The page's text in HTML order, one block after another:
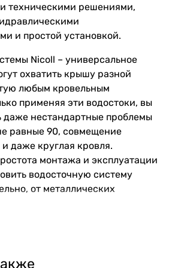
техническими решениями,
и простой установкой.
Nicoll – универсальное
охватить крышу разной
любым кровельным
применяя эти водостоки, вы
нестандартные проблемы
равные 90, совмещение
даже круглая кровля.
монтажа и эксплуатации
водосточную систему
от металлических
а также почти полная
обогрева.